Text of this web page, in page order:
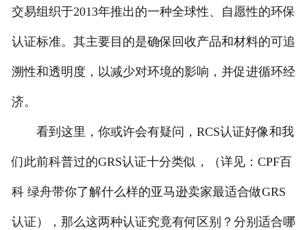
资质荣誉
成功案列
在线留言
交易组织于2013年推出的一种全球性、自愿性的环保
认证标准。其主要目的是确保回收产品和材料的可追
溯性和透明度，以减少对环境的影响，并促进循环经
济。
看到这里，你或许会有疑问，RCS认证好像和我
们此前科普过的GRS认证十分类似，（详见：CPF百
科 绿舟带你了解什么样的亚马逊卖家最适合做GRS
认证），那么这两种认证究竟有何区别？分别适合哪